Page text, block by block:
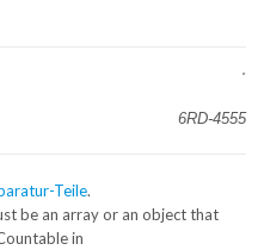
6RD-4555
Teile.
be an array or an object that
in